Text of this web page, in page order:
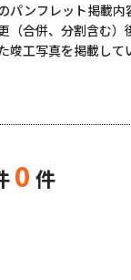
ンフレット掲載内
合併、分割含む）
工写真を掲載して
0 件